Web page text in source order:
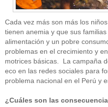
Cada vez más son más los
tienen anemia y que sus
alimentación y un pobre
problemas en el crecimiento y
motrices básicas. La campaña
eco en las redes sociales para
problema nacional en el Perú y
¿Cuáles son las